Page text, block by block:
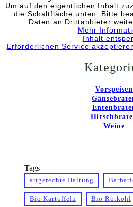
Um auf den eigentlichen Inhalt
die Schaltfläche unten. Bitte
Daten an Drittanbieter
Mehr
Inhalt
Erforderlichen Service
Vorspeisen
Weine
Tags
artgerechte Haltung
Bio Kartoffeln Bio Rotkohl